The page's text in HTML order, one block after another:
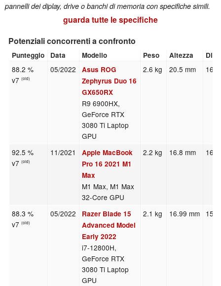
pannelli dei diplay, drive o banchi di memoria con specifiche simili.
guarda tutte le specifiche
Potenziali concorrenti a confronto
Punteggio Data Modello Peso Altezza
88.2 %
v7(old)
05/2022
Asus ROG
Zephyrus Duo 16
GX650RX
R9 6900HX,
GeForce RTX
3080 Ti Laptop
GPU
2.6 kg 20.5 mm
92.5 %
v7(old)
11/2021
Apple MacBook
Pro 16 2021 M1
Max
M1 Max, M1 Max
32-Core GPU
2.2 kg 16.8 mm
88.3 %
v7(old)
05/2022
Razer Blade 15
Advanced Model
Early 2022
i7-12800H,
GeForce RTX
3080 Ti Laptop
GPU
2.1 kg 16.99 mm